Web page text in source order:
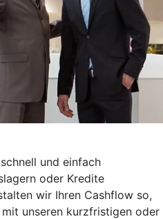
und einfach
oder Kredite
wir Ihren Cashflow so,
unseren kurzfristigen oder